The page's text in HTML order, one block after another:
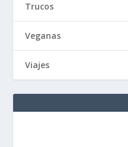
Trucos
Veganas
Viajes